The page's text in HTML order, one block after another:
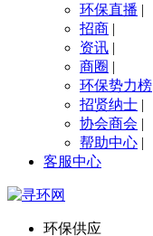
环保直播 |
招商 |
资讯 |
商圈 |
环保势力榜
招贤纳士 |
协会商会 |
帮助中心 |
客服中心
环保供应